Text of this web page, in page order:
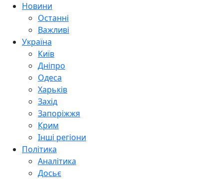
Новини
Останні
Важливі
Україна
Київ
Дніпро
Одеса
Харьків
Захід
Запоріжжя
Крим
Інші регіони
Політика
Аналітика
Досьє